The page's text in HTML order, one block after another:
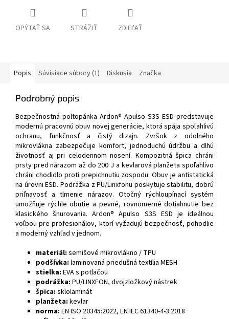
OPÝTAŤ SA STRÁŽIŤ ZDIEĽAŤ
Popis Súvisiace súbory (1) Diskusia Značka
Podrobný popis
Bezpečnostná poltopánka Ardon® Apulso S3S ESD predstavuje
modernú pracovnú obuv novej generácie, ktorá spája spoľahlivú
ochranu, funkčnosť a čistý dizajn. Zvršok z odolného
mikrovlákna zabezpečuje komfort, jednoduchú údržbu a dlhú
životnosť aj pri celodennom nosení. Kompozitná špica chráni
prsty pred nárazom až do 200 J a kevlarová planžeta spoľahlivo
chráni chodidlo proti prepichnutiu zospodu. Obuv je antistatická
na úrovni ESD. Podrážka z PU/Linxfonu poskytuje stabilitu, dobrú
priľnavosť a tlmenie nárazov. Otočný rýchloupínací systém
umožňuje rýchle obutie a pevné, rovnomerné dotiahnutie bez
klasického šnurovania. Ardon® Apulso S3S ESD je ideálnou
voľbou pre profesionálov, ktorí vyžadujú bezpečnosť, pohodlie
a moderný vzhľad v jednom.
materiál: semišové mikrovlákno / TPU
podšívka: laminovaná priedušná textília MESH
stielka: EVA s potlačou
podrážka: PU/LINXFON, dvojzložkový nástrek
špica: sklolaminát
planžeta: kevlar
norma: EN ISO 20345:2022, EN IEC 61340-4-3:2018